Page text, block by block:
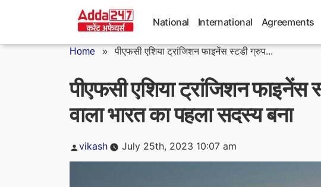
National International Agreements
Home »पीएफसी एशिया ट्रांजिशन फाइनेंस स्टडी ग्रुप...
पीएफसी एशिया ट्रांजिशन फाइनेंस
वाला भारत का पहला सदस्य बना
Posted
vikash July 25th, 2023 10:07 am